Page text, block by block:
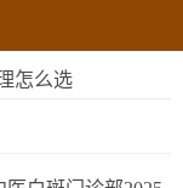
怎么选